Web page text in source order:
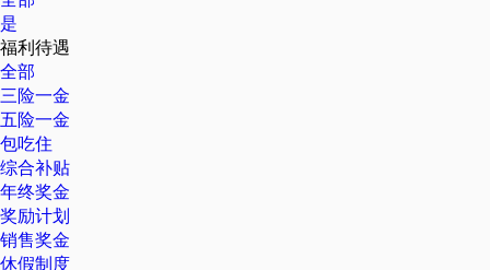
是
福利待遇
全部
三险一金
五险一金
包吃住
综合补贴
年终奖金
奖励计划
销售奖金
休假制度